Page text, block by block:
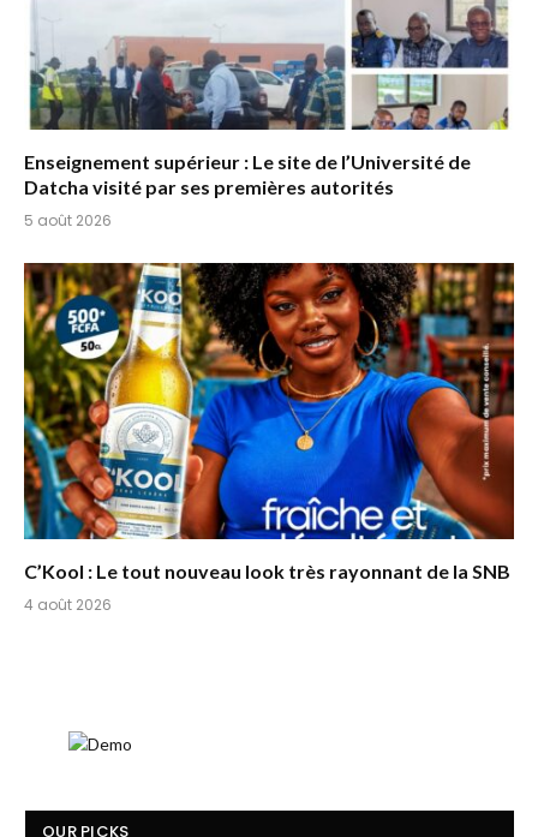
Enseignement supérieur : Le site de l’Université de
Datcha visité par ses premières autorités
5 août 2026
C’Kool : Le tout nouveau look très rayonnant de la SNB
4 août 2026
OUR PICKS